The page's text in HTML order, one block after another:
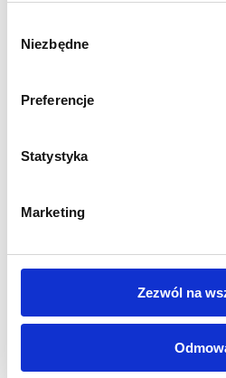
zgody
Niezbędne
Preferencje
Statystyka
Marketing
Zezwól na
Wymiar fizyczny w mm:
(gł.)
Display Stretch 230g
Oznaczenie
Szybki i łatwy montaż bez
Stalowa podstawa